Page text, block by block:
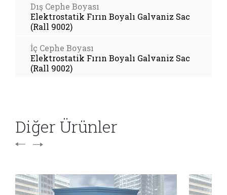
Dış Cephe Boyası
Elektrostatik Fırın Boyalı Galvaniz Sac
(Rall 9002)
İç Cephe Boyası
Elektrostatik Fırın Boyalı Galvaniz Sac
(Rall 9002)
Diğer Ürünler